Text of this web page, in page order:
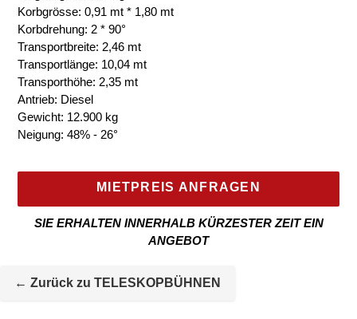
Korbgrösse: 0,91 mt * 1,80 mt
Korbdrehung: 2 * 90°
Transportbreite: 2,46 mt
Transportlänge: 10,04 mt
Transporthöhe: 2,35 mt
Antrieb: Diesel
Gewicht: 12.900 kg
Neigung: 48% - 26°
MIETPREIS ANFRAGEN
SIE ERHALTEN INNERHALB KÜRZESTER ZEIT EIN
ANGEBOT
wird
← Zurück zu TELESKOPBÜHNEN